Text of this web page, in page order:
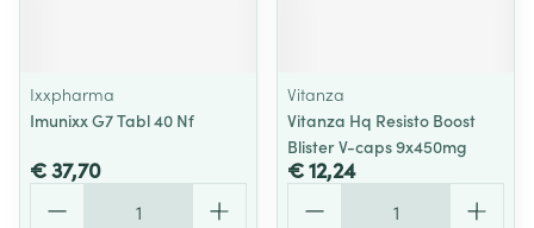
Ixxpharma
Imunixx G7 Tabl 40 Nf
€ 37,70
Vitanza
Vitanza Hq Resisto Boost
Blister V-caps 9x450mg
€ 12,24